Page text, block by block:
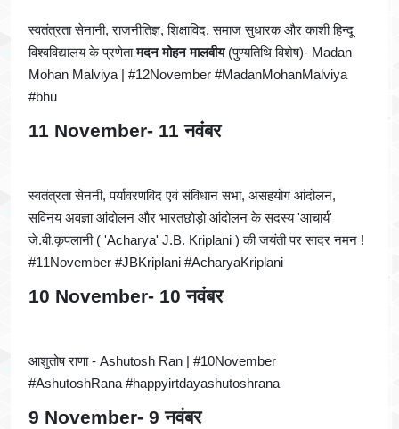
स्वतंत्रता सेनानी, राजनीतिज्ञ, शिक्षाविद, समाज सुधारक और काशी हिन्दू
विश्वविद्यालय के प्रणेतामदन मोहन मालवीय(पुण्यतिथि विशेष)- Madan
Mohan Malviya | #12November #MadanMohanMalviya
#bhu
11 November- 11 नवंबर
स्वतंत्रता सेननी, पर्यावरणविद एवं संविधान सभा, असहयोग आंदोलन,
सविनय अवज्ञा आंदोलन और भारतछोड़ो आंदोलन के सदस्य 'आचार्य'
जे.बी.कृपलानी ( 'Acharya' J.B. Kriplani ) की जयंती पर सादर नमन !
#11November #JBKriplani #AcharyaKriplani
10 November- 10 नवंबर
आशुतोष राणा - Ashutosh Ran | #10November
#AshutoshRana #happyirtdayashutoshrana
9 November- 9 नवंबर